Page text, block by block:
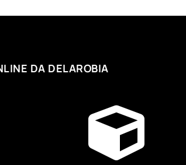
DA DELAROBIA
